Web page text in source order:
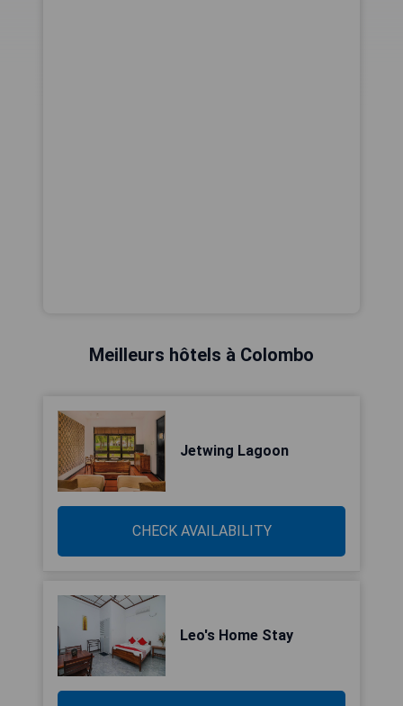
Meilleurs hôtels à Colombo
Jetwing Lagoon
CHECK AVAILABILITY
Leo's Home Stay